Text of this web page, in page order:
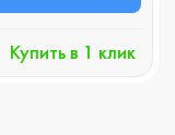
Купить в 1 клик